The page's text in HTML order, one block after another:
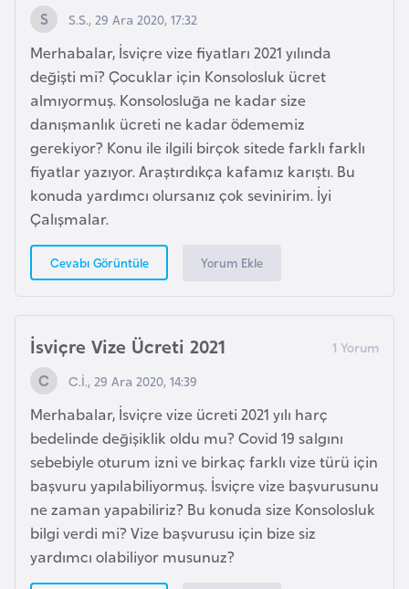
S.S., 29 Ara 2020, 17:32
Merhabalar, İsviçre vize fiyatları 2021 yılında
değişti mi? Çocuklar için Konsolosluk ücret
almıyormuş. Konsolosluğa ne kadar size
danışmanlık ücreti ne kadar ödememiz
gerekiyor? Konu ile ilgili birçok sitede farklı farklı
fiyatlar yazıyor. Araştırdıkça kafamız karıştı. Bu
konuda yardımcı olursanız çok sevinirim. İyi
Çalışmalar.
Cevabı Görüntüle Yorum Ekle
İsviçre Vize Ücreti 2021
C.İ., 29 Ara 2020, 14:39
Merhabalar, İsviçre vize ücreti 2021 yılı harç
bedelinde değişiklik oldu mu? Covid 19 salgını
sebebiyle oturum izni ve birkaç farklı vize türü için
başvuru yapılabiliyormuş. İsviçre vize başvurusunu
ne zaman yapabiliriz? Bu konuda size Konsolosluk
bilgi verdi mi? Vize başvurusu için bize siz
yardımcı olabiliyor musunuz?
G
a
n
a
G
i
n
e
B
i
s
s
u
G
i
e
G
r
e